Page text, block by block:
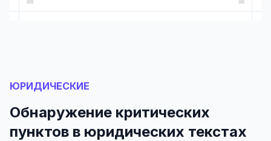
ЮРИДИЧЕСКИЕ
Обнаружение критических
пунктов в юридических текстах